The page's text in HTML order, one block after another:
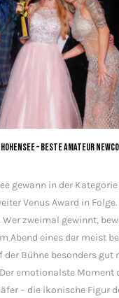
– Beste Amateur
gewann in der
Venus Award in
Wer zweimal gewinnt,
Abend eines der meist
Bühne besonders gut
emotionalste Moment
– die ikonische Figur